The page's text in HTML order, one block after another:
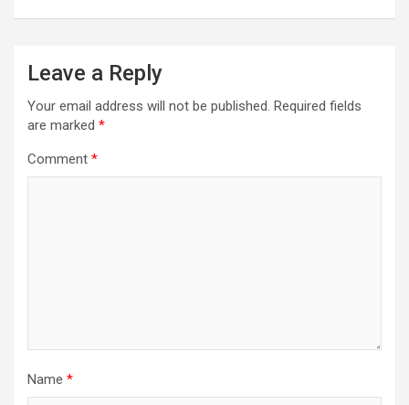
Leave a Reply
Your email address will not be published. Required fields
are marked *
Comment *
Name *